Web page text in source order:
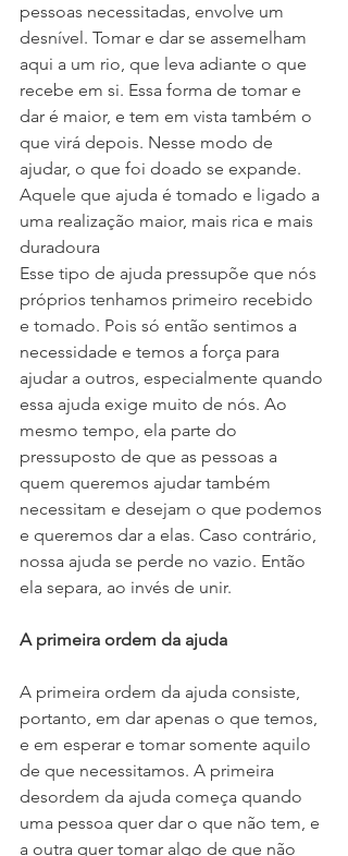
pessoas necessitadas, envolve um
desnível. Tomar e dar se assemelham
aqui a um rio, que leva adiante o que
recebe em si. Essa forma de tomar e
dar é maior, e tem em vista também o
que virá depois. Nesse modo de
ajudar, o que foi doado se expande.
Aquele que ajuda é tomado e ligado a
uma realização maior, mais rica e mais
duradoura
Esse tipo de ajuda pressupõe que nós
próprios tenhamos primeiro recebido
e tomado. Pois só então sentimos a
necessidade e temos a força para
ajudar a outros, especialmente quando
essa ajuda exige muito de nós. Ao
mesmo tempo, ela parte do
pressuposto de que as pessoas a
quem queremos ajudar também
necessitam e desejam o que podemos
e queremos dar a elas. Caso contrário,
nossa ajuda se perde no vazio. Então
ela separa, ao invés de unir.
A primeira ordem da ajuda
A primeira ordem da ajuda consiste,
portanto, em dar apenas o que temos,
e em esperar e tomar somente aquilo
de que necessitamos. A primeira
desordem da ajuda começa quando
uma pessoa quer dar o que não tem, e
a outra quer tomar algo de que não